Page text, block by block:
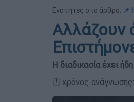
Ενότητες στο άρθρο: 📌
Αλλάζουν
Η διαδικασία έχει
🕛 χρόνος